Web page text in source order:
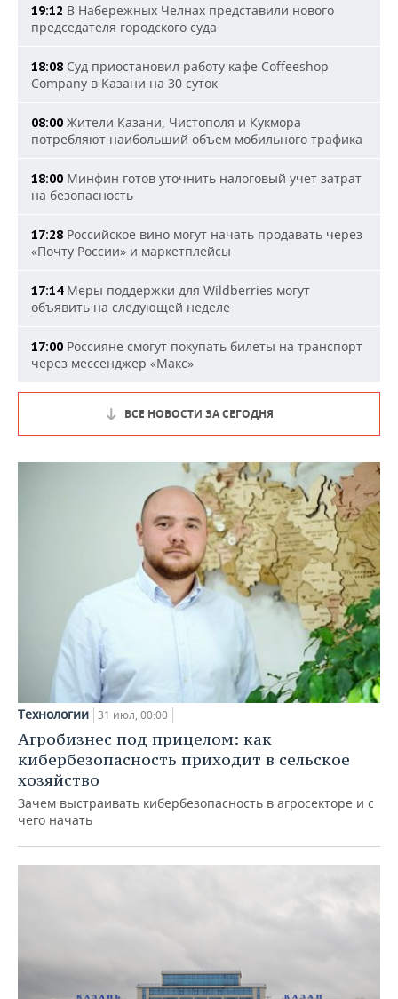
19:12 В Набережных Челнах представили нового
председателя городского суда
18:08 Суд приостановил работу кафе Coffeeshop
Company в Казани на 30 суток
08:00 Жители Казани, Чистополя и Кукмора
потребляют наибольший объем мобильного трафика
18:00 Минфин готов уточнить налоговый учет затрат
на безопасность
17:28 Российское вино могут начать продавать через
«Почту России» и маркетплейсы
17:14Меры поддержки для Wildberries могут
объявить на следующей неделе
17:00 Россияне смогут покупать билеты на транспорт
через мессенджер «Макс»
ВСЕ НОВОСТИ ЗА СЕГОДНЯ
Технологии 31 июл, 00:00
Агробизнес под прицелом: как
кибербезопасность приходит в сельское
хозяйство
Зачем выстраивать кибербезопасность в агросекторе и с
чего начать